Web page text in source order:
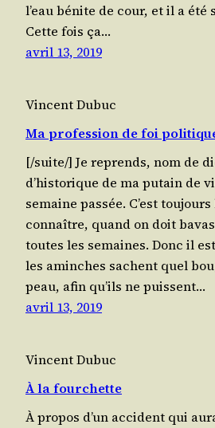
l’eau bénite de cour, et il a été
Cette fois ça…
avril 13, 2019
Vincent Dubuc
Ma profession de foi
[/​suite/​] Je reprends, nom de
d’historique de ma putain de
semaine passée. C’est
connaître, quand on doit
toutes les semaines. Donc il
les aminches sachent quel
peau, afin qu’ils ne puissent…
avril 13, 2019
Vincent Dubuc
À la fourchette
À pro­pos d’un acci­dent qui